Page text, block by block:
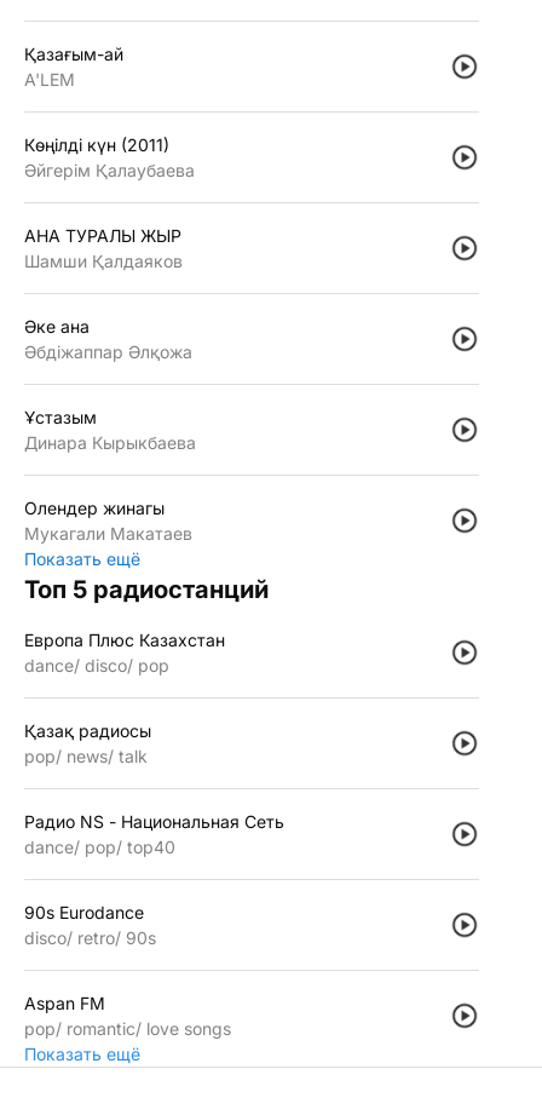
Қазағым-ай
A'LEM
Көңiлдi күн (2011)
Әйгерiм Қалаубаева
АНА ТУРАЛЫ ЖЫР
Шамши Қалдаяков
Әке ана
Әбдiжаппар Әлқожа
Ұстазым
Динара Кырыкбаева
Олендер жинагы
Мукагали Макатаев
Показать ещё
Топ 5 радиостанций
Европа Плюс Казахстан
dance disco pop
Қазақ радиосы
pop
news talk
Радио NS - Национальная Сеть
dance pop top40
90s Eurodance
disco retro 90s
Aspan FM
pop
romantic
love songs
Показать ещё